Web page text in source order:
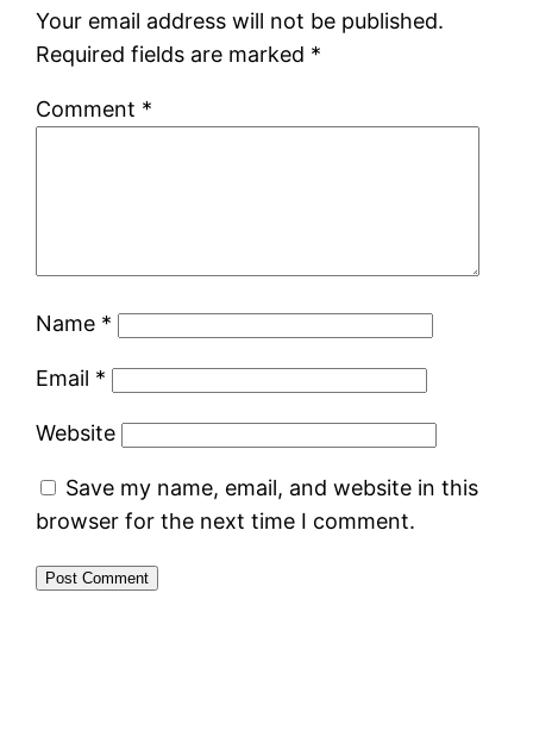
Your email address will not be published.
Required fields are marked *
Comment *
Name *
Email *
Website
Save my name, email, and website in this
browser for the next time I comment.